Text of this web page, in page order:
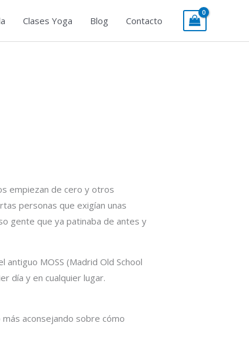
Clases Yoga Blog Contacto
empiezan de cero y otros
personas que exigían unas
gente que ya patinaba de antes y
MOSS (Madrid Old School
día y en cualquier lugar.
aconsejando sobre cómo